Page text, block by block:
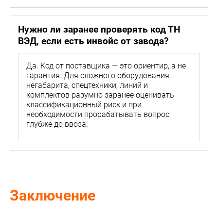
Нужно ли заранее проверять код ТН
ВЭД, если есть инвойс от завода?
Да. Код от поставщика — это ориентир, а не
гарантия. Для сложного оборудования,
негабарита, спецтехники, линий и
комплектов разумно заранее оценивать
классификационный риск и при
необходимости прорабатывать вопрос
глубже до ввоза.
Заключение